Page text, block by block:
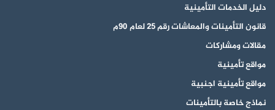
دليل الخدمات التأمينية
قانون التأمينات والمعاشات رقم 25 لعام 90م
مقالات ومشاركات
مواقع تأمينية
مواقع تأمينية اجنبية
نماذج خاصة بالتأمينات